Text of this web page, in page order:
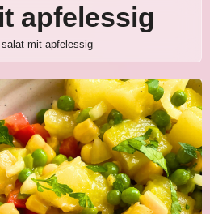
apfelessig
salat mit apfelessig